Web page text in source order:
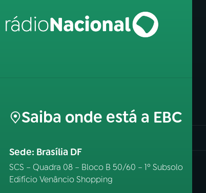
Saiba onde está a EBC
Sede: Brasília DF
SCS – Quadra 08 – Bloco B 50/60 – 1º Subsolo
Edifício Venâncio Shopping